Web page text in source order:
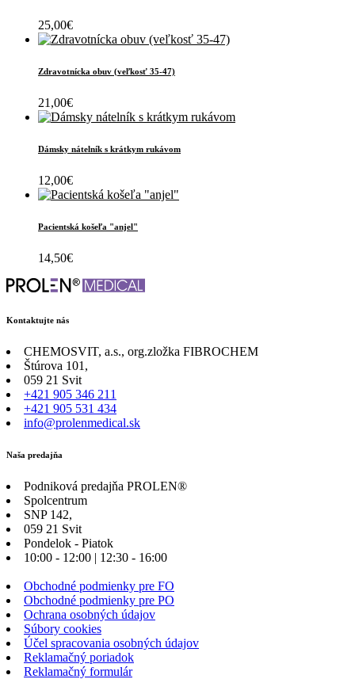
25,00€
Zdravotnícka obuv (veľkosť 35-47)
21,00€
Dámsky nátelník s krátkym rukávom
12,00€
Pacientská košeľa "anjel"
14,50€
Kontaktujte nás
CHEMOSVIT, a.s., org.zložka FIBROCHEM
Štúrova 101,
059 21 Svit
+421 905 346 211
+421 905 531 434
info@prolenmedical.sk
Naša predajňa
Podniková predajňa PROLEN®
Spolcentrum
SNP 142,
059 21 Svit
Pondelok - Piatok
10:00 - 12:00 | 12:30 - 16:00
Obchodné podmienky pre FO
Obchodné podmienky pre PO
Ochrana osobných údajov
Súbory cookies
Účel spracovania osobných údajov
Reklamačný poriadok
Reklamačný formulár